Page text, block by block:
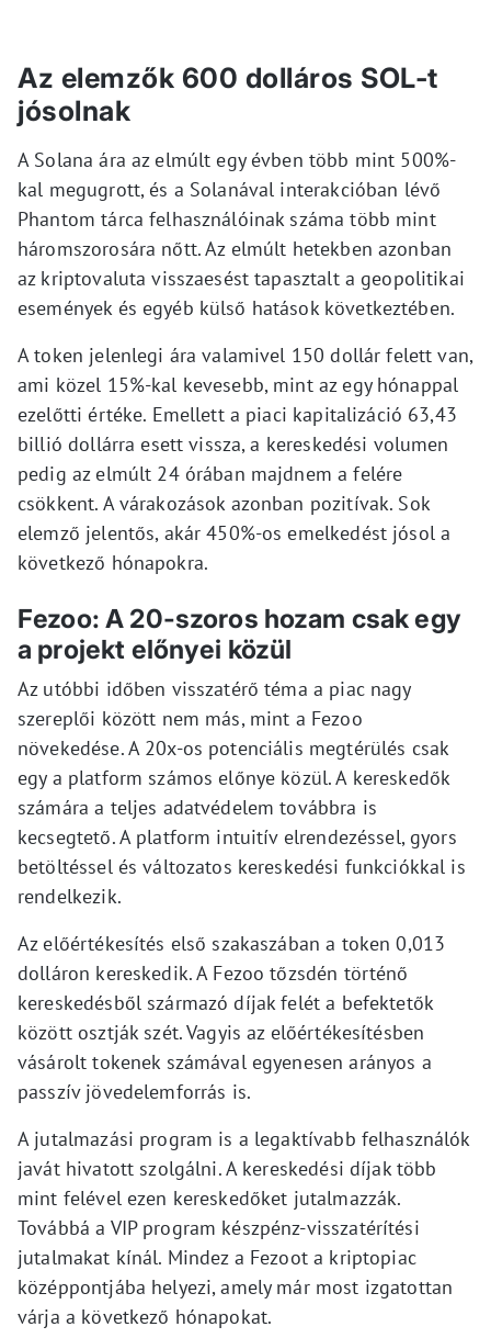
Az elemzők 600 dolláros SOL-t
jósolnak
A Solana ára az elmúlt egy évben több mint 500%-
kal megugrott, és a Solanával interakcióban lévő
Phantom tárca felhasználóinak száma több mint
háromszorosára nőtt. Az elmúlt hetekben azonban
az kriptovaluta visszaesést tapasztalt a geopolitikai
események és egyéb külső hatások következtében.
A token jelenlegi ára valamivel 150 dollár felett van,
ami közel 15%-kal kevesebb, mint az egy hónappal
ezelőtti értéke. Emellett a piaci kapitalizáció 63,43
billió dollárra esett vissza, a kereskedési volumen
pedig az elmúlt 24 órában majdnem a felére
csökkent. A várakozások azonban pozitívak. Sok
elemző jelentős, akár 450%-os emelkedést jósol a
következő hónapokra.
Fezoo: A 20-szoros hozam csak egy
a projekt előnyei közül
Az utóbbi időben visszatérő téma a piac nagy
szereplői között nem más, mint a Fezoo
növekedése. A 20x-os potenciális megtérülés csak
egy a platform számos előnye közül. A kereskedők
számára a teljes adatvédelem továbbra is
kecsegtető. A platform intuitív elrendezéssel, gyors
betöltéssel és változatos kereskedési funkciókkal is
rendelkezik.
Az előértékesítés első szakaszában a token 0,013
dolláron kereskedik. A Fezoo tőzsdén történő
kereskedésből származó díjak felét a befektetők
között osztják szét. Vagyis az előértékesítésben
vásárolt tokenek számával egyenesen arányos a
passzív jövedelemforrás is.
A jutalmazási program is a legaktívabb felhasználók
javát hivatott szolgálni. A kereskedési díjak több
mint felével ezen kereskedőket jutalmazzák.
Továbbá a VIP program készpénz-visszatérítési
jutalmakat kínál. Mindez a Fezoot a kriptopiac
középpontjába helyezi, amely már most izgatottan
várja a következő hónapokat.